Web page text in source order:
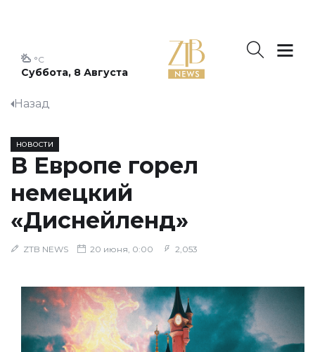
Суббота, 8 Августа
°C
Назад
НОВОСТИ
В Европе горел
немецкий
«Диснейленд»
ZTB NEWS 20 июня, 0:00 2,053